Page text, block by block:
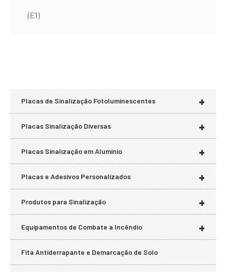
(E1)
+
Placas de Sinalização Fotoluminescentes
+
Placas Sinalização Diversas
+
Placas Sinalização em Alumínio
+
Placas e Adesivos Personalizados
+
Produtos para Sinalização
+
Equipamentos de Combate a Incêndio
Fita Antiderrapante e Demarcação de Solo